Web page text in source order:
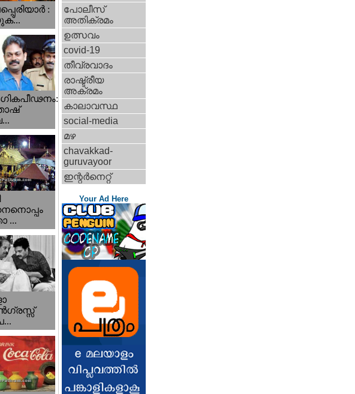
:
...
പോലീസ്‌
അതിക്രമം
ഉത്സവം
covid-19
തീവ്രവാദം
രാഷ്ട്രീയ
അക്രമം
കാലാവസ്ഥ
social-media
മഴ
chavakkad-
guruvayoor
ഇന്റര്‍നെറ്റ്‌
Your Ad Here